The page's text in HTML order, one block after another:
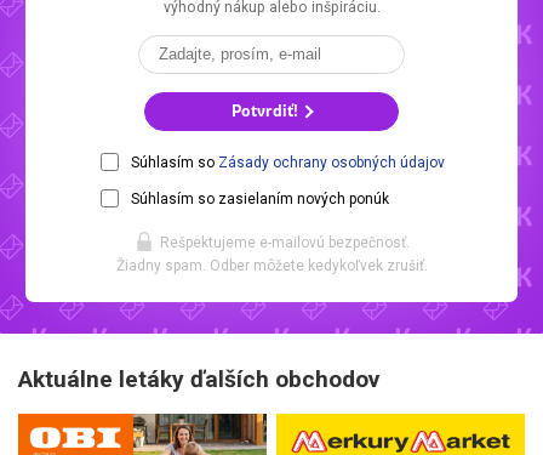
výhodný nákup alebo inšpiráciu.
Potvrdiť!
Súhlasím so Zásady ochrany osobných údajov
Súhlasím so zasielaním nových ponúk
Rešpektujeme e-mailovú bezpečnosť.
Žiadny spam. Odber môžete kedykoľvek zrušiť.
Aktuálne letáky ďalších obchodov